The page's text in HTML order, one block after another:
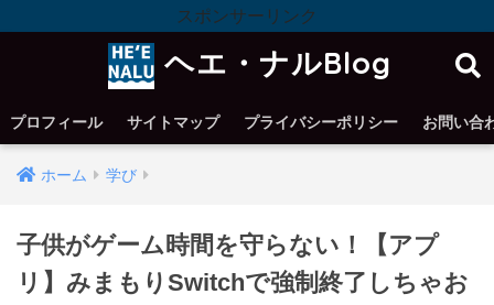
スポンサーリンク
ヘエ・ナルBlog
プロフィール サイトマップ プライバシーポリシー お問い合
ホーム 学び
子供がゲーム時間を守らない！【アプ
リ】みまもりSwitchで強制終了しちゃお